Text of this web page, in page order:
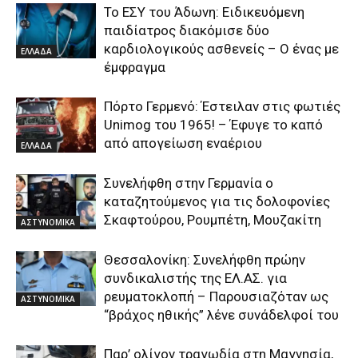
ΕΛΛΑΔΑ
Το ΕΣΥ του Άδωνη: Ειδικευόμενη
παιδίατρος διακόμισε δύο
καρδιολογικούς ασθενείς – Ο ένας με
έμφραγμα
ΕΛΛΑΔΑ
Πόρτο Γερμενό: Έστειλαν στις φωτιές
Unimog του 1965! – Έφυγε το καπό
από απογείωση εναέριου
ΑΣΤΥΝΟΜΙΚΑ
Συνελήφθη στην Γερμανία ο
καταζητούμενος για τις δολοφονίες
Σκαφτούρου, Ρουμπέτη, Μουζακίτη
ΑΣΤΥΝΟΜΙΚΑ
Θεσσαλονίκη: Συνελήφθη πρώην
συνδικαλιστής της ΕΛ.ΑΣ. για
ρευματοκλοπή – Παρουσιαζόταν ως
“βράχος ηθικής” λένε συνάδελφοί του
Παρ’ ολίγον τραγωδία στη Μαγνησία,